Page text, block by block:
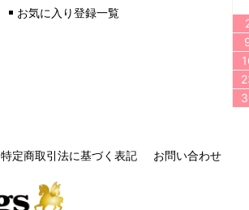
お気に入り登録一覧
特定商取引法に基づく表記 お問い合わせ